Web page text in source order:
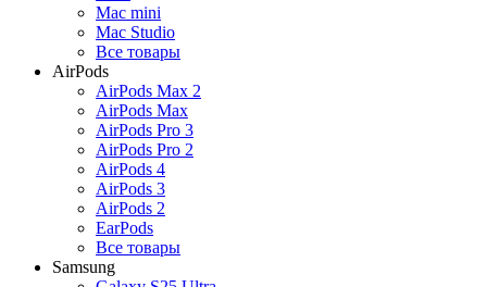
Mac mini
Mac Studio
Все товары
AirPods
AirPods Max 2
AirPods Max
AirPods Pro 3
AirPods Pro 2
AirPods 4
AirPods 3
AirPods 2
EarPods
Все товары
Samsung